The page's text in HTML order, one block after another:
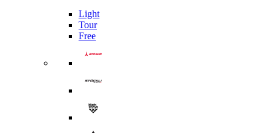
Light
Tour
Free